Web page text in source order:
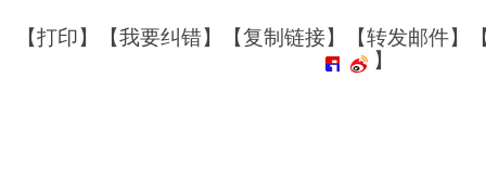
【打印】【我要纠错】【复制链接】【转发邮件】
】